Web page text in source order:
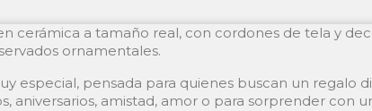
cerámica a tamaño real, con cordones de tela y
ornamentales.
especial, pensada para quienes buscan un
amistad, amor o para sorprender con